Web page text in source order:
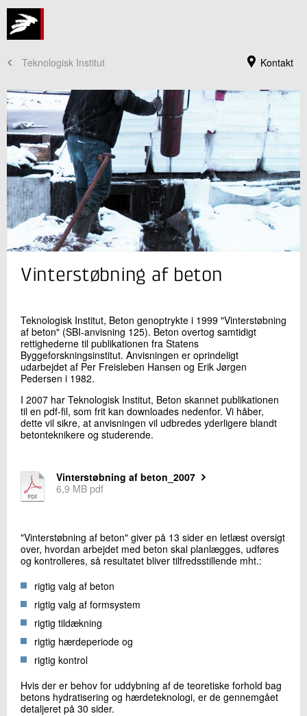
Kontakt
Teknologisk Institut
Jeg er din kontaktperson
Claus Pade
Souschef
+45 72 20 21 83
Send e-mail
Skriv til mig
Vinterstøbning af beton
Teknologisk Institut, Beton genoptrykte i 1999 "Vinterstøbning
af beton" (SBI-anvisning 125). Beton overtog samtidigt
rettighederne til publikationen fra Statens
Byggeforskningsinstitut. Anvisningen er oprindeligt
udarbejdet af Per Freisleben Hansen og Erik Jørgen
Pedersen i 1982.
I 2007 har Teknologisk Institut, Beton skannet publikationen
til en pdf-fil, som frit kan downloades nedenfor. Vi håber,
dette vil sikre, at anvisningen vil udbredes yderligere blandt
betonteknikere og studerende.
Vinterstøbning af beton_2007
6,9 MB pdf
"Vinterstøbning af beton" giver på 13 sider en letlæst oversigt
over, hvordan arbejdet med beton skal planlægges, udføres
og kontrolleres, så resultatet bliver tilfredsstillende mht.:
rigtig valg af beton
rigtig valg af formsystem
rigtig tildækning
rigtig hærdeperiode og
rigtig kontrol
Hvis der er behov for uddybning af de teoretiske forhold bag
betons hydratisering og hærdeteknologi, er de gennemgået
detaljeret på 30 sider.